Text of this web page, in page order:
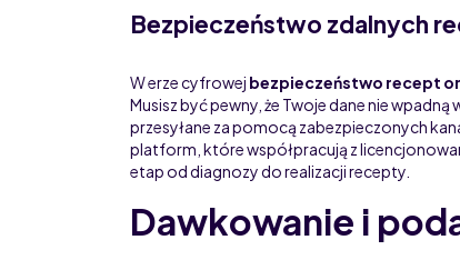
Bezpieczeństwo zdalnych
W erze cyfrowej bezpieczeństwo recept
Musisz być pewny, że Twoje dane nie
przesyłane za pomocą zabezpieczonych
platform, które współpracują z
etap od diagnozy do realizacji recepty.
Dawkowanie i